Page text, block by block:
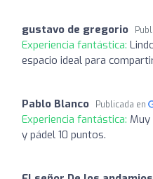
gustavo de gregorio
Experiencia fantástica:
espacio ideal para
Pablo Blanco Publicada en
Experiencia fantástica: Muy
y pádel 10 puntos.